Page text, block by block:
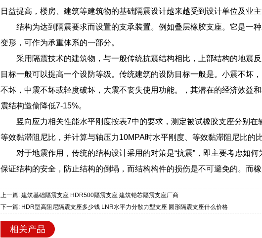
日益提高，楼房、建筑等建筑物的基础隔震设计越来越受到设计单位及业主
结构为达到隔震要求而设置的支承装置。例如叠层橡胶支座。它是一
变形，可作为承重体系的一部分。
采用隔震技术的建筑物，与一般传统抗震结构相比，上部结构的地震
目标一般可以提高一个设防等级。传统建筑的设防目标一般是。小震不坏
不坏，中震不坏或轻度破坏，大震不丧失使用功能。，其潜在的经济效益
震结构造偷降低7-15%。
竖向应力相关性能水平刚度按表7中的要求，测定被试橡胶支座分别
等效黏滞阻尼比，并计算与轴压力10MPA时水平刚度、等效黏滞阻尼比的
对于地震作用，传统的结构设计采用的对策是“抗震”，即主要考虑如
保证结构的安全，防止结构的倒塌，而结构构件的损伤是不可避免的。而
上一篇: 建筑基础隔震支座 HDR500隔震支座 建筑铅芯隔震支座厂商
下一篇: HDR型高阻尼隔震支座多少钱 LNR水平力分散力型支座 圆形隔震支座什么价格
相关产品